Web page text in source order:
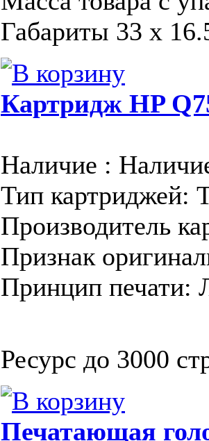
Габариты 33 x
Картридж HP
Наличие :
Тип картриджей:
Производитель
Признак
Принцип печати:
Ресурс до 3000
Печатающая